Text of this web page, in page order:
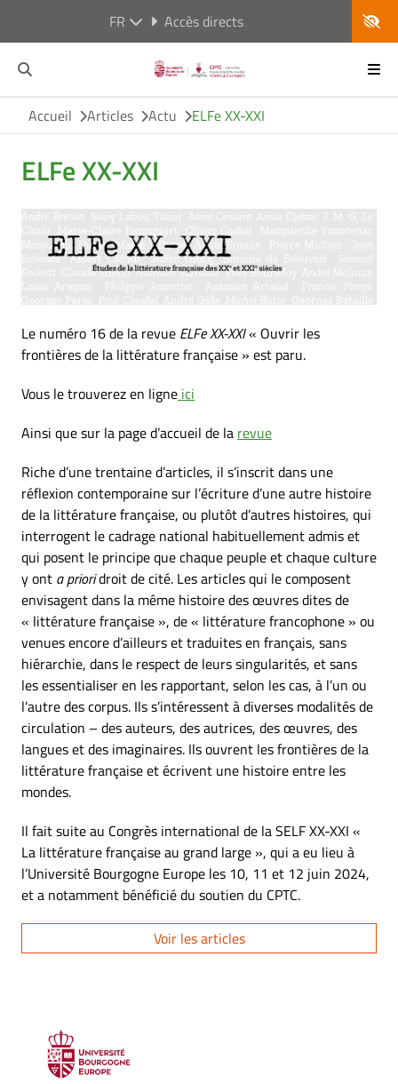
FR Accès directs
Accueil Articles Actu ELFe XX-XXI
ELFe XX-XXI
Le numéro 16 de la revue ELFe XX-XXI« Ouvrir les
frontières de la littérature française » est paru.
Vous le trouverez en ligne ici
Ainsi que sur la page d’accueil de la revue
Riche d’une trentaine d’articles, il s’inscrit dans une
réflexion contemporaine sur l’écriture d’une autre histoire
de la littérature française, ou plutôt d’autres histoires, qui
interrogent le cadrage national habituellement admis et
qui posent le principe que chaque peuple et chaque culture
y ont a prioridroit de cité. Les articles qui le composent
envisagent dans la même histoire des œuvres dites de
« littérature française », de « littérature francophone » ou
venues encore d’ailleurs et traduites en français, sans
hiérarchie, dans le respect de leurs singularités, et sans
les essentialiser en les rapportant, selon les cas, à l’un ou
l’autre des corpus. Ils s’intéressent à diverses modalités de
circulation – des auteurs, des autrices, des œuvres, des
langues et des imaginaires. Ils ouvrent les frontières de la
littérature française et écrivent une histoire entre les
mondes.
Il fait suite au Congrès international de la SELF XX-XXI «
La littérature française au grand large », qui a eu lieu à
l’Université Bourgogne Europe les 10, 11 et 12 juin 2024,
et a notamment bénéficié du soutien du CPTC.
Voir les articles